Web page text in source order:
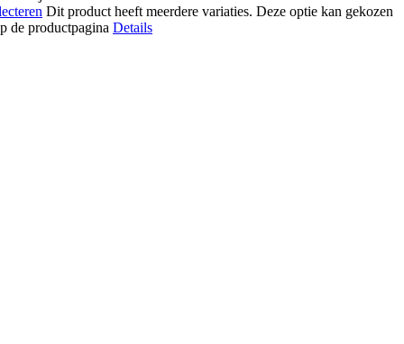
Dit product heeft meerdere variaties. Deze optie kan gekozen
de productpagina Details